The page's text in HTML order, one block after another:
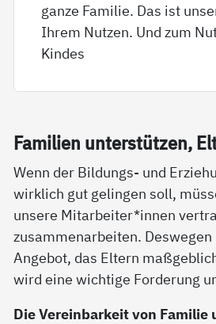
ganze Familie. Das ist
Ihrem Nutzen. Und zum
Kindes
Fa­mi­li­en un­ter­stüt­zen,
Wenn der Bildungs- und
wirklich gut gelingen soll,
unsere Mitarbeiter*innen
zusammenarbeiten.
Angebot, das Eltern
wird eine wichtige Forderung
Die Vereinbarkeit von Familie